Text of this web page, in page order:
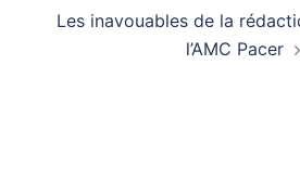
Les inavouables de la
l’AMC Pacer